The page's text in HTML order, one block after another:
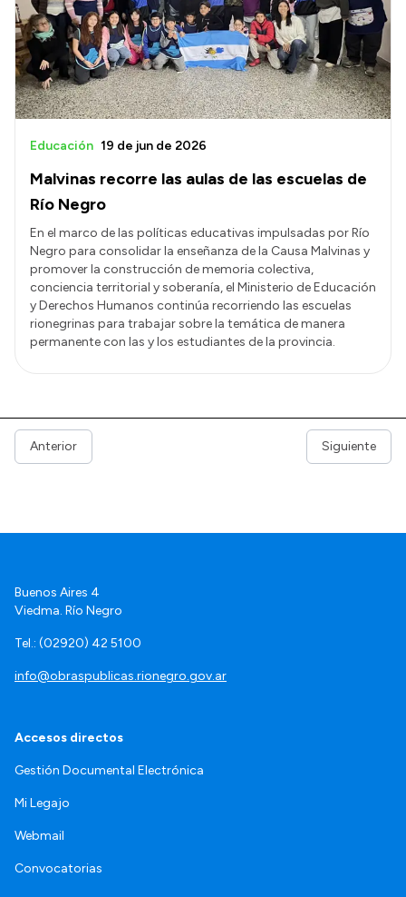
Malvinas recorre las aulas de las escuelas de
Río Negro
Educación 19 de jun de 2026
En el marco de las políticas educativas impulsadas por Río
Negro para consolidar la enseñanza de la Causa Malvinas y
promover la construcción de memoria colectiva,
conciencia territorial y soberanía, el Ministerio de Educación
y Derechos Humanos continúa recorriendo las escuelas
rionegrinas para trabajar sobre la temática de manera
permanente con las y los estudiantes de la provincia.
Anterior Siguiente
Buenos Aires 4
Viedma. Río Negro
Tel.: (02920) 42 5100
info@obraspublicas.rionegro.gov.ar
Accesos directos
Gestión Documental Electrónica
Mi Legajo
Webmail
Convocatorias